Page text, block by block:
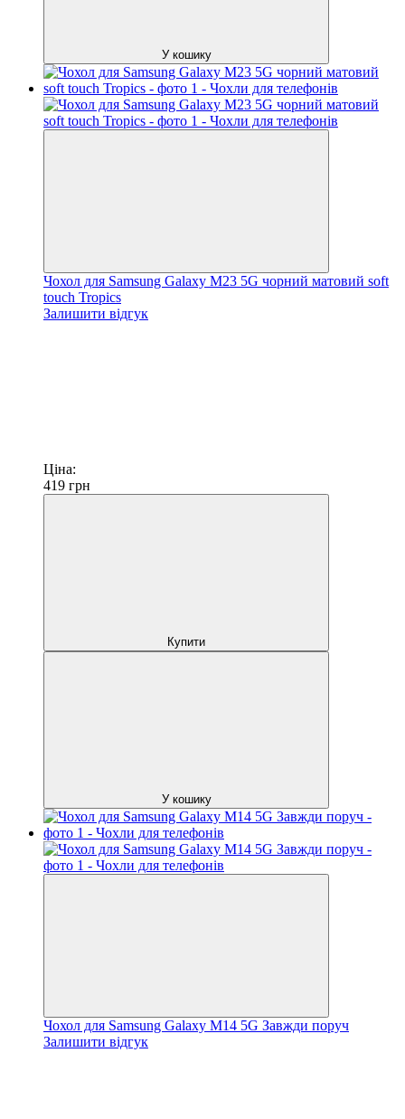
У кошику
Чохол для Samsung Galaxy M23 5G чорний матовий soft
touch Tropics
Залишити відгук
Ціна:
419 грн
Купити
У кошику
Чохол для Samsung Galaxy M14 5G Завжди поруч
Залишити відгук